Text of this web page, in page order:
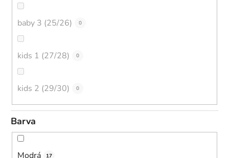
baby 3 (25/26) 0
kids 1 (27/28) 0
kids 2 (29/30) 0
Barva
Modrá 17